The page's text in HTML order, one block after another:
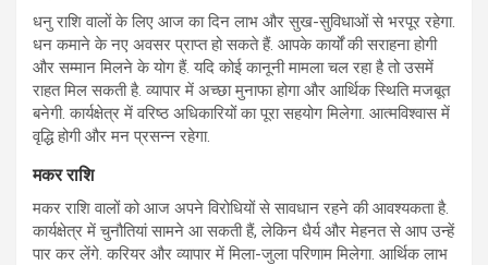
धनु राशि वालों के लिए आज का दिन लाभ और सुख-सुविधाओं से भरपूर रहेगा.
धन कमाने के नए अवसर प्राप्त हो सकते हैं. आपके कार्यों की सराहना होगी
और सम्मान मिलने के योग हैं. यदि कोई कानूनी मामला चल रहा है तो उसमें
राहत मिल सकती है. व्यापार में अच्छा मुनाफा होगा और आर्थिक स्थिति मजबूत
बनेगी. कार्यक्षेत्र में वरिष्ठ अधिकारियों का पूरा सहयोग मिलेगा. आत्मविश्वास में
वृद्धि होगी और मन प्रसन्न रहेगा.
मकर राशि
मकर राशि वालों को आज अपने विरोधियों से सावधान रहने की आवश्यकता है.
कार्यक्षेत्र में चुनौतियां सामने आ सकती हैं, लेकिन धैर्य और मेहनत से आप उन्हें
पार कर लेंगे. करियर और व्यापार में मिला-जुला परिणाम मिलेगा. आर्थिक लाभ